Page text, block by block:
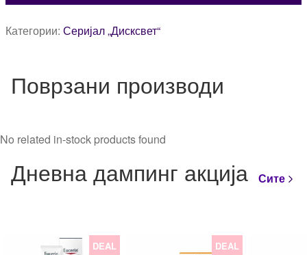
Категории: Серијал „Дисксвет“
Поврзани производи
No related in-stock products found
Дневна дампинг акција Сите
DEAL DEAL